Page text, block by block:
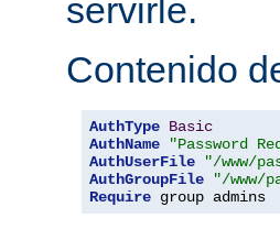
servirle.
Contenido
AuthType Basic
AuthName
"Password
AuthUserFile
"/www/
AuthGroupFile
"/www/
Require group admins